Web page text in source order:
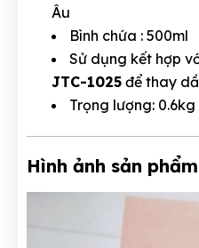
Âu
Bình chứa : 500ml
Sử dụng kết hợp
JTC-1025 để thay
Trọng lượng: 0.6kg
Hình ảnh sản